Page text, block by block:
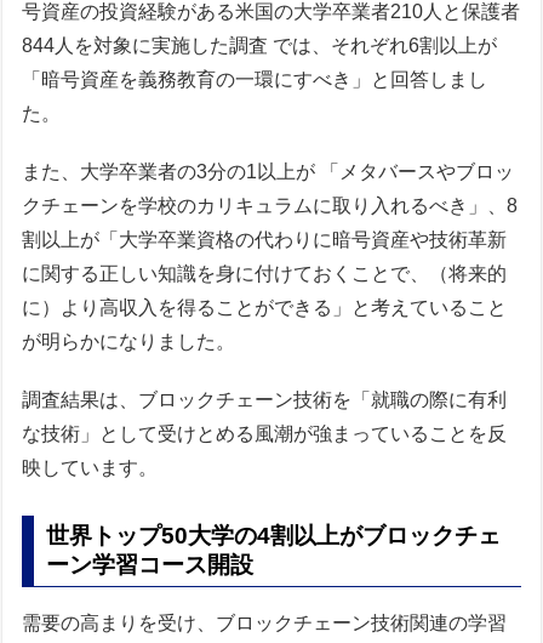
号資産の投資経験がある米国の大学卒業者210人と保護者
844人を対象に実施した調査 では、それぞれ6割以上が
「暗号資産を義務教育の一環にすべき」と回答しまし
た。
また、大学卒業者の3分の1以上が 「メタバースやブロッ
クチェーンを学校のカリキュラムに取り入れるべき」、8
割以上が「大学卒業資格の代わりに暗号資産や技術革新
に関する正しい知識を身に付けておくことで、（将来的
に）より高収入を得ることができる」と考えていること
が明らかになりました。
調査結果は、ブロックチェーン技術を「就職の際に有利
な技術」として受けとめる風潮が強まっていることを反
映しています。
世界トップ50大学の4割以上がブロックチェ
ーン学習コース開設
需要の高まりを受け、ブロックチェーン技術関連の学習